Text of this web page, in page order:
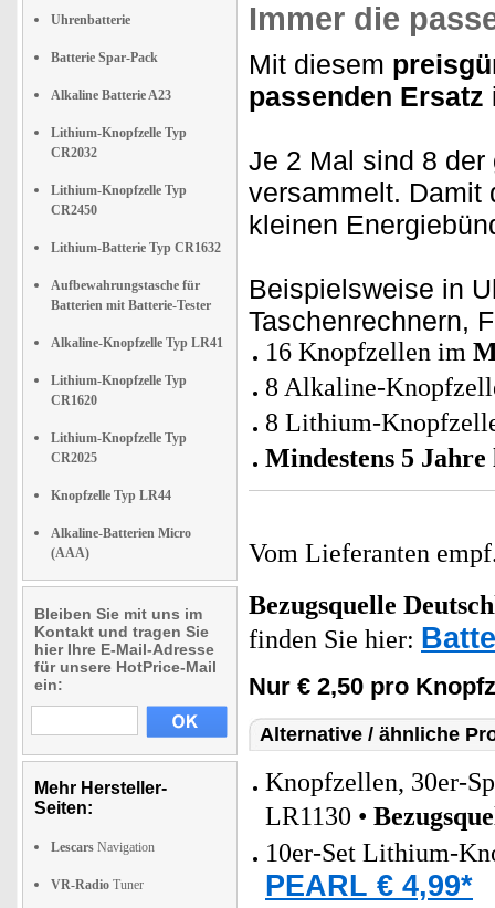
Uhrenbatterie
Batterie Spar-Pack
Alkaline Batterie A23
Lithium-Knopfzelle Typ
CR2032
Lithium-Knopfzelle Typ
CR2450
Lithium-Batterie Typ CR1632
Aufbewahrungstasche für
Batterien mit Batterie-Tester
Alkaline-Knopfzelle Typ LR41
Lithium-Knopfzelle Typ
CR1620
Lithium-Knopfzelle Typ
CR2025
Knopfzelle Typ LR44
Alkaline-Batterien Micro
(AAA)
Bleiben Sie mit uns im
Kontakt und tragen Sie
hier Ihre E-Mail-Adresse
für unsere HotPrice-Mail
ein:
Mehr Hersteller-
Seiten:
Lescars Navigation
VR-Radio Tuner
Immer die
Mit diesem
passenden Ersatz
Je 2 Mal sind 8 der
versammelt.
kleinen
Beispielsweise in
Taschenrechnern,
16 Knopfzellen im
8 Alkaline-
8 Lithium-
Mindestens 5
Vom Lieferanten
Bezugsquelle
finden Sie hier:
Nur € 2,50 pro
Alternative / ähnliche
Knopfzellen, 30er-
LR1130 •
10er-Set Lithium-
PEARL € 4,99*